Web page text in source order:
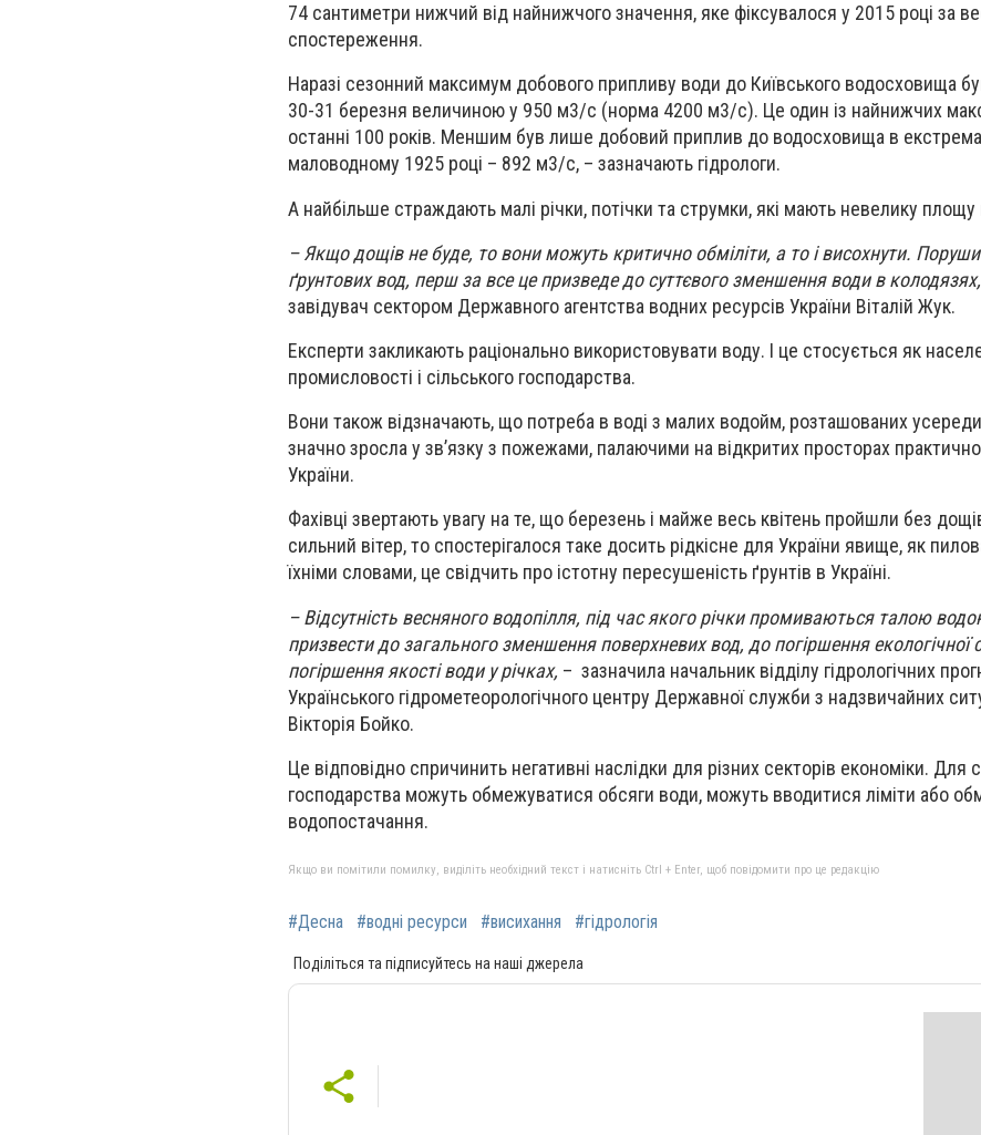
74 сантиметри нижчий від найнижчого значення, яке фіксувалося у 2015 році за
спостереження.
Наразі сезонний максимум добового припливу води до Київського водосховища
30-31 березня величиною у 950 м3/с (норма 4200 м3/с). Це один із найнижчих
останні 100 років. Меншим був лише добовий приплив до водосховища в
маловодному 1925 році – 892 м3/с, – зазначають гідрологи.
А найбільше страждають малі річки, потічки та струмки, які мають невелику площу
– Якщо дощів не буде, то вони можуть критично обміліти, а то і висохнути.
ґрунтових вод, перш за все це призведе до суттєвого зменшення води в
завідувач сектором Державного агентства водних ресурсів України Віталій Жук.
Експерти закликають раціонально використовувати воду. І це стосується як
промисловості і сільського господарства.
Вони також відзначають, що потреба в воді з малих водойм, розташованих
значно зросла у зв’язку з пожежами, палаючими на відкритих просторах
України.
Фахівці звертають увагу на те, що березень і майже весь квітень пройшли без
сильний вітер, то спостерігалося таке досить рідкісне для України явище, як
їхніми словами, це свідчить про істотну пересушеність ґрунтів в Україні.
– Відсутність весняного водопілля, під час якого річки промиваються талою
призвести до загального зменшення поверхневих вод, до погіршення екологічної
погіршення якості води у річках, – зазначила начальник відділу гідрологічних
Українського гідрометеорологічного центру Державної служби з надзвичайних
Вікторія Бойко.
Це відповідно спричинить негативні наслідки для різних секторів економіки. Для
господарства можуть обмежуватися обсяги води, можуть вводитися ліміти або
водопостачання.
Якщо ви помітили помилку, виділіть необхідний текст і натисніть Ctrl + Enter, щоб повідомити про це редакцію
#Десна #водні ресурси #висихання #гідрологія
Поділіться та підписуйтесь на наші джерела